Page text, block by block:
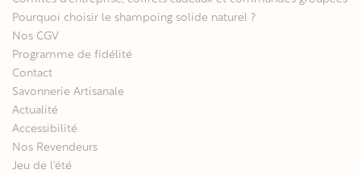
Pourquoi choisir le shampoing solide naturel ?
Nos CGV
Programme de fidélité
Contact
Savonnerie Artisanale
Actualité
Accessibilité
Nos Revendeurs
Jeu de l'été